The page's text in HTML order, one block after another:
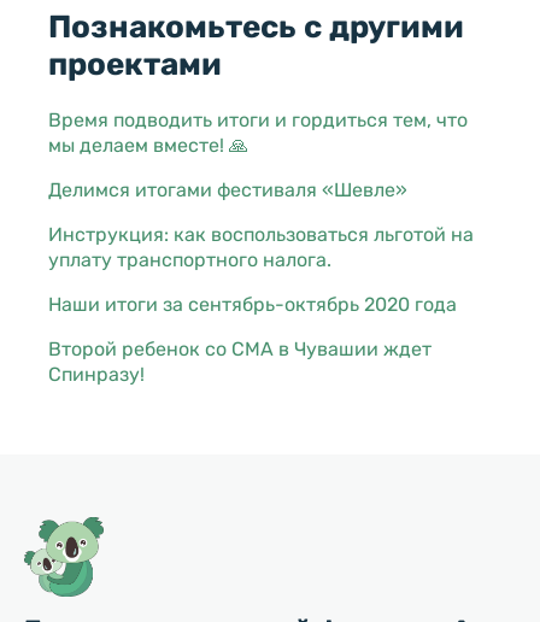
Познакомьтесь с другими
проектами
Время подводить итоги и гордиться тем, что
мы делаем вместе! 🙏
Делимся итогами фестиваля «Шевле»
Инструкция: как воспользоваться льготой на
уплату транспортного налога.
Наши итоги за сентябрь-октябрь 2020 года
Второй ребенок со СМА в Чувашии ждет
Спинразу!